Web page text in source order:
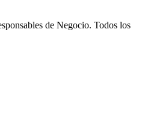
de Negocio. Todos los